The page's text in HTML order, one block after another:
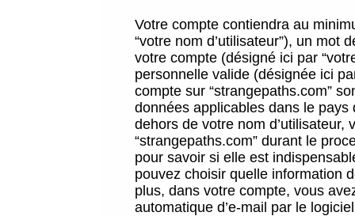
Votre compte contiendra au
“votre nom d’utilisateur”), un mot
votre compte (désigné ici par
personnelle valide (désignée ici
compte sur “strangepaths.com”
données applicables dans le
dehors de votre nom
“strangepaths.com” durant le
pour savoir si elle est
pouvez choisir quelle information
plus, dans votre compte, vous
automatique d’e-mail par le